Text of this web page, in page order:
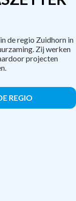
de regio Zuidhorn in
Zij werken
projecten
REGIO